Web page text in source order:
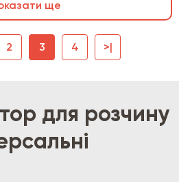
ще
2 3 4 >|
для розчину